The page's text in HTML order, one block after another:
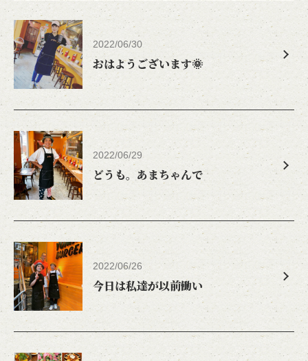
2022/06/30
おはようございます🌞
2022/06/29
どうも。あまちゃんで
2022/06/26
今日は私達が以前働い